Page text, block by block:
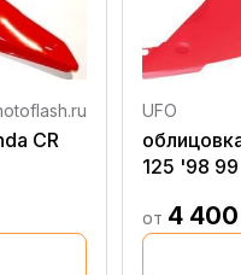
CR
UFO
125 '98
от 4